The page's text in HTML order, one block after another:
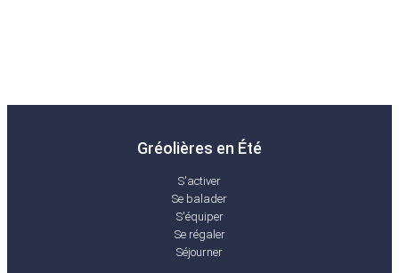
Gréolières en Été
S'activer
Se balader
S'équiper
Se régaler
Séjourner